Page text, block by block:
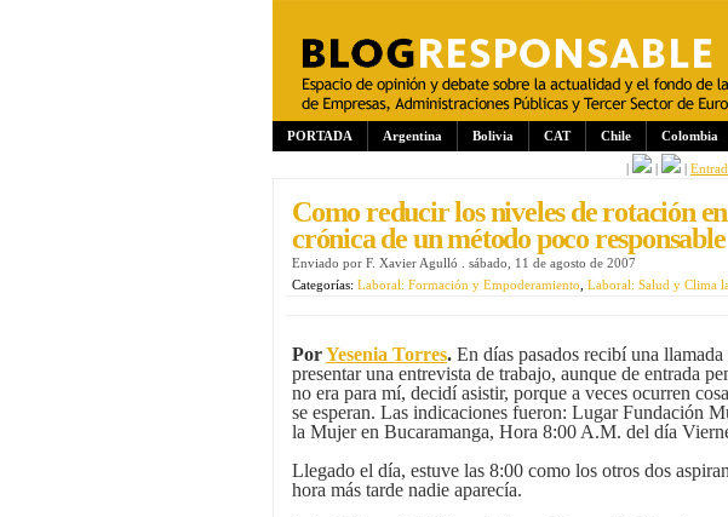
PORTADA Argentina Bolivia CAT Chile Colombia
| | |
Como reducir los niveles de rotación
crónica de un método poco responsable
Enviado por F. Xavier Agulló
sábado, 11 de agosto de 2007
Categorías: Laboral: Formación y Empoderamiento Laboral: Salud y Clima
PorYesenia Torres. En días pasados recibí una llamada
presentar una entrevista de trabajo, aunque de entrada
no era para mí, decidí asistir, porque a veces ocurren
se esperan. Las indicaciones fueron: Lugar Fundación
la Mujer en Bucaramanga, Hora 8:00 A.M. del día
Llegado el día, estuve las 8:00 como los otros dos
hora más tarde nadie aparecía.